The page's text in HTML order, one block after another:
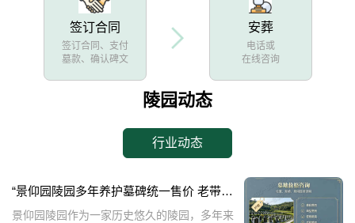
签订合同
签订合同、支付
墓款、确认碑文
安葬
电话或
在线咨询
陵园动态
行业动态
“景仰园陵园多年养护墓碑统一售价 老带新双方共享优惠 详解与福利”
景仰园陵园作为一家历史悠久的陵园，多年来